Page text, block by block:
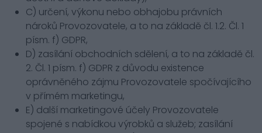
C) určení, výkonu nebo obhajobu právních
nároků Provozovatele, a to na základě čl. 1.2. Čl. 1
písm. f) GDPR,
D) zasílání obchodních sdělení, a to na základě čl.
2. Čl. 1 písm. f) GDPR z důvodu existence
oprávněného zájmu Provozovatele spočívajícího
v přímém marketingu,
E) další marketingové účely Provozovatele
spojené s nabídkou výrobků a služeb; zasílání